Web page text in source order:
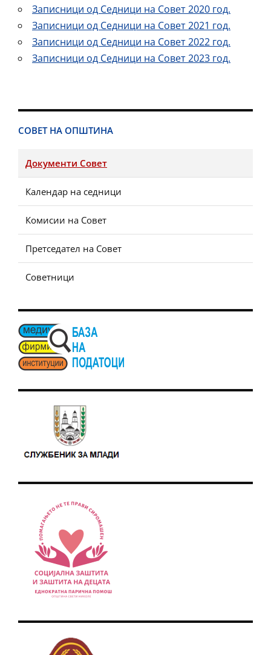
Записници од Седници на Совет 2020 год.
Записници од Седници на Совет 2021 год.
Записници од Седници на Совет 2022 год.
Записници од Седници на Совет 2023 год.
СОВЕТ НА ОПШТИНА
Документи Совет
Календар на седници
Комисии на Совет
Претседател на Совет
Советници